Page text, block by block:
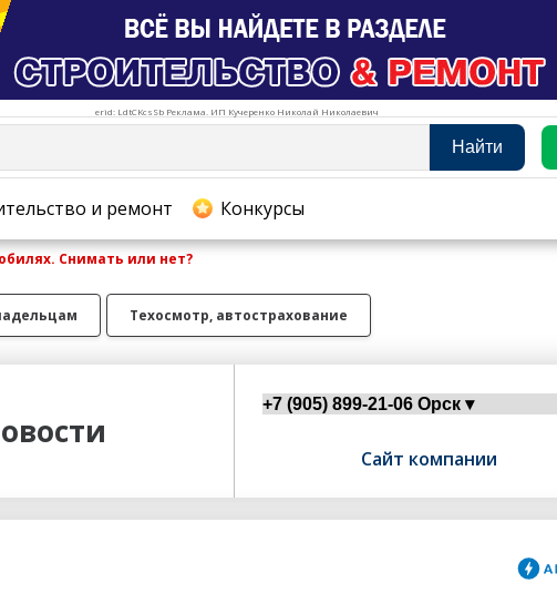
erid: LdtCKcsSb Реклама. ИП Кучеренко Николай Николаевич
Найти
и ремонт Конкурсы
Снимать или нет?
Техосмотр, автострахование
Сайт компании